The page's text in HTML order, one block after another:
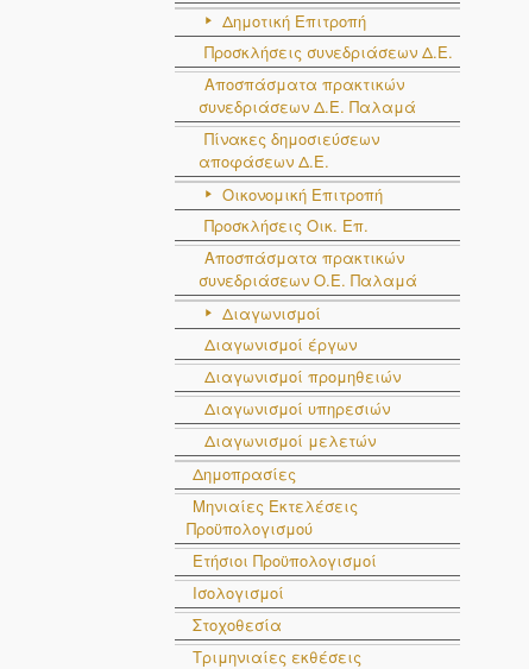
Δημοτική Επιτροπή
Προσκλήσεις συνεδριάσεων Δ.Ε.
Αποσπάσματα πρακτικών
συνεδριάσεων Δ.E. Παλαμά
Πίνακες δημοσιεύσεων
αποφάσεων Δ.Ε.
Οικονομική Επιτροπή
Προσκλήσεις Οικ. Επ.
Αποσπάσματα πρακτικών
συνεδριάσεων Ο.E. Παλαμά
Διαγωνισμοί
Διαγωνισμοί έργων
Διαγωνισμοί προμηθειών
Διαγωνισμοί υπηρεσιών
Διαγωνισμοί μελετών
Δημοπρασίες
Μηνιαίες Εκτελέσεις
Προϋπολογισμού
Ετήσιοι Προϋπολογισμοί
Ισολογισμοί
Στοχοθεσία
Τριμηνιαίες εκθέσεις